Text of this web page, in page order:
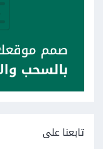
تابعنا على